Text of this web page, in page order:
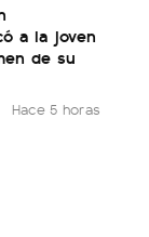
a la joven
de su
Hace 5 horas